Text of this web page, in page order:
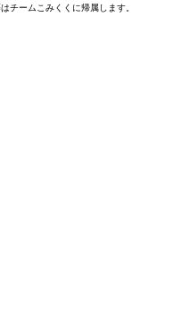
チームこみくくに帰属します。